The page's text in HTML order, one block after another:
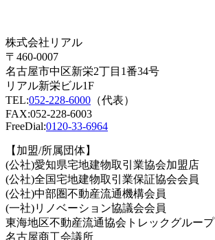
株式会社リアル
〒460-0007
名古屋市中区新栄2丁目1番34号
リアル新栄ビル1F
TEL:052-228-6000 （代表）
FAX:052-228-6003
FreeDial:0120-33-6964
【加盟/所属団体】
(公社)愛知県宅地建物取引業協会加盟店
(公社)全国宅地建物取引業保証協会会員
(公社)中部圏不動産流通機構会員
(一社)リノベーション協議会会員
東海地区不動産流通協会トレックグループ
名古屋商工会議所